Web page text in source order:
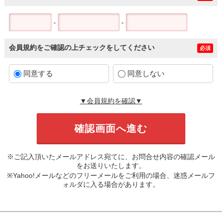
- -
会員規約をご確認の上チェックをしてください 必須
同意する 同意しない
▼会員規約を確認▼
※ご記入頂いたメールアドレス宛てに、お問合せ内容の確認メール
をお送りいたします。
※Yahoo!メールなどのフリーメールをご利用の場合、迷惑メールフ
ォルダに入る場合があります。